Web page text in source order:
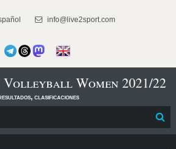
info@live2sport.com
Women 2021/22
clasificaciones